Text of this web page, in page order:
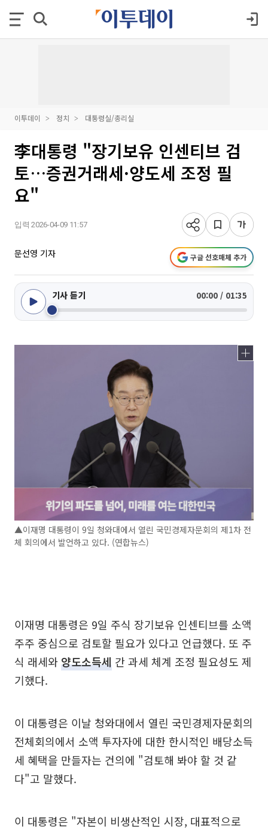
이투데이 정치 대통령실/총리실
李대통령 "장기보유 인센티브 검
토…증권거래세·양도세 조정 필
요"
입력 2026-04-09 11:57
문선영 기자 구글 선호매체 추가
기사 듣기 00:00 / 01:35
▲이재명 대통령이 9일 청와대에서 열린 국민경제자문회의 제1차 전
체 회의에서 발언하고 있다. (연합뉴스)
이재명 대통령은 9일 주식 장기보유 인센티브를 소액
주주 중심으로 검토할 필요가 있다고 언급했다. 또 주
식 래세와양도소득세 간 과세 체계 조정 필요성도 제
기했다.
이 대통령은 이날 청와대에서 열린 국민경제자문회의
전체회의에서 소액 투자자에 대한 한시적인 배당소득
세 혜택을 만들자는 건의에 "검토해 봐야 할 것 같
다"고 말했다.
이 대통령은 "자본이 비생산적인 시장, 대표적으로